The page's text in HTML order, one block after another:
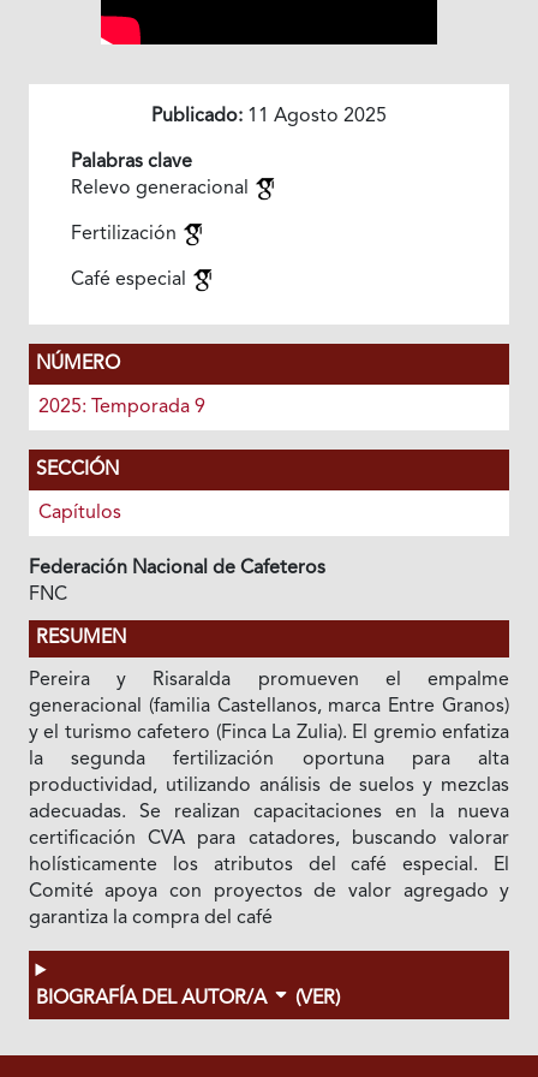
Publicado: 11 Agosto 2025
Palabras clave
Relevo generacional
Fertilización
Café especial
NÚMERO
2025: Temporada 9
SECCIÓN
Capítulos
Federación Nacional de Cafeteros
FNC
RESUMEN
Pereira y Risaralda promueven el empalme
generacional (familia Castellanos, marca Entre Granos)
y el turismo cafetero (Finca La Zulia). El gremio enfatiza
la segunda fertilización oportuna para alta
productividad, utilizando análisis de suelos y mezclas
adecuadas. Se realizan capacitaciones en la nueva
certificación CVA para catadores, buscando valorar
holísticamente los atributos del café especial. El
Comité apoya con proyectos de valor agregado y
garantiza la compra del café
BIOGRAFÍA DEL AUTOR/A (VER)